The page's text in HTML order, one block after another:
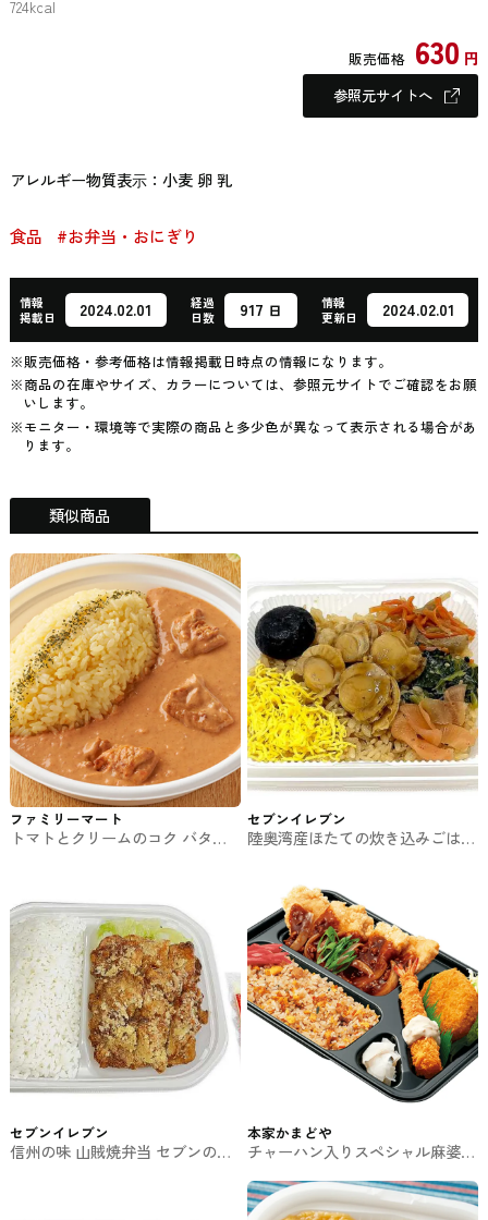
724kcal
販売価格 630 円
参照元サイトへ
アレルギー物質表⽰：小麦 卵 乳
食品 #お弁当・おにぎり
情報
掲載日
2024.02.01
経過
日数
917 日
情報
更新日
2024.02.01
※販売価格・参考価格は情報掲載日時点の情報になります。
※商品の在庫やサイズ、カラーについては、参照元サイトでご確認をお願
いします。
※モニター・環境等で実際の商品と多少色が異なって表示される場合があ
ります。
類似商品
ファミリーマート
トマトとクリームのコク バター
セブンイレブン
陸奥湾産ほたての炊き込みごはん
セブンイレブン
信州の味 山賊焼弁当 セブンのお
本家かまどや
チャーハン入りスペシャル麻婆チ
弁当